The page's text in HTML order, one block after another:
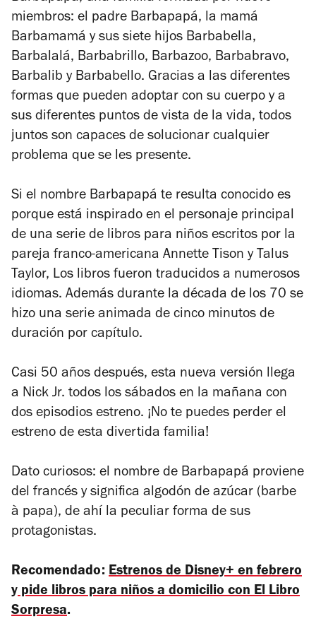
miembros: el padre Barbapapá, la mamá
Barbamamá y sus siete hijos Barbabella,
Barbalalá, Barbabrillo, Barbazoo, Barbabravo,
Barbalib y Barbabello. Gracias a las diferentes
formas que pueden adoptar con su cuerpo y a
sus diferentes puntos de vista de la vida, todos
juntos son capaces de solucionar cualquier
problema que se les presente.
Si el nombre Barbapapá te resulta conocido es
porque está inspirado en el personaje principal
de una serie de libros para niños escritos por la
pareja franco-americana Annette Tison y Talus
Taylor, Los libros fueron traducidos a numerosos
idiomas. Además durante la década de los 70 se
hizo una serie animada de cinco minutos de
duración por capítulo.
Casi 50 años después, esta nueva versión llega
a Nick Jr. todos los sábados en la mañana con
dos episodios estreno. ¡No te puedes perder el
estreno de esta divertida familia!
Dato curiosos: el nombre de Barbapapá proviene
del francés y significa algodón de azúcar (barbe
à papa), de ahí la peculiar forma de sus
protagonistas.
Recomendado: Estrenos de Disney+ en febrero
ypide libros para niños a domicilio con El Libro
Sorpresa.